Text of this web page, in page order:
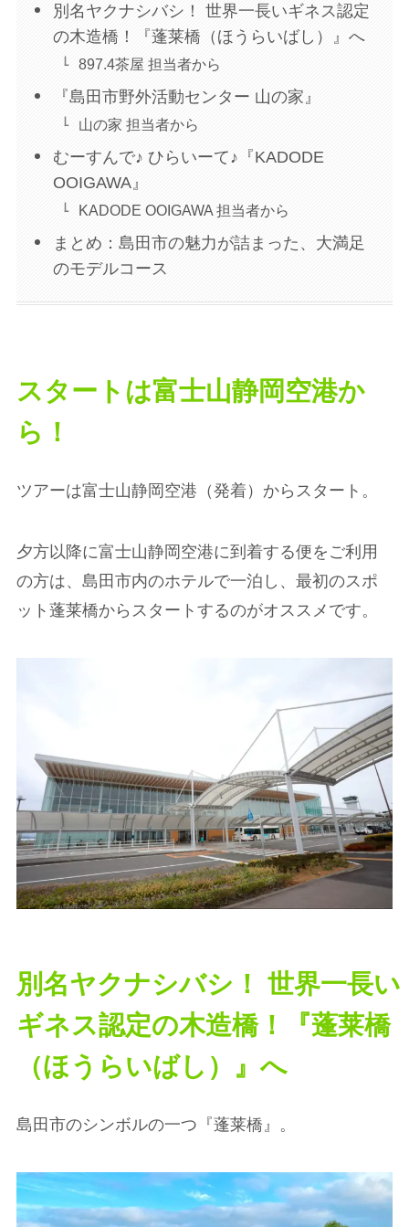
別名ヤクナシバシ！ 世界一長いギネス認定
の木造橋！『蓬莱橋（ほうらいばし）』へ
897.4茶屋 担当者から
『島田市野外活動センター 山の家』
山の家 担当者から
むーすんで♪ ひらいーて♪『KADODE
OOIGAWA』
KADODE OOIGAWA 担当者から
まとめ：島田市の魅力が詰まった、大満足
のモデルコース
スタートは富士山静岡空港か
ら！
ツアーは富士山静岡空港（発着）からスタート。
夕方以降に富士山静岡空港に到着する便をご利用
の方は、島田市内のホテルで一泊し、最初のスポ
ット蓬莱橋からスタートするのがオススメです。
別名ヤクナシバシ！ 世界一長い
ギネス認定の木造橋！『蓬莱橋
（ほうらいばし）』へ
島田市のシンボルの一つ『蓬莱橋』。